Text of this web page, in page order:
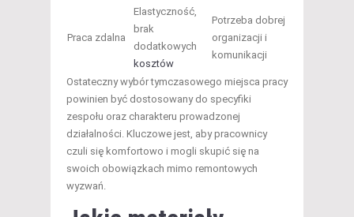
Praca zdalna
Elastyczność,
brak
dodatkowych
kosztów
Potrzeba dobrej
organizacji i
komunikacji
Ostateczny wybór tymczasowego miejsca pracy
powinien być dostosowany do specyfiki
zespołu oraz charakteru prowadzonej
działalności. Kluczowe jest, aby pracownicy
czuli się komfortowo i mogli skupić się na
swoich obowiązkach mimo remontowych
wyzwań.